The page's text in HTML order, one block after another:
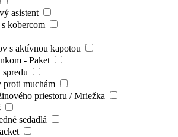
asistent
kobercom
s aktívnou kapotou
- Paket
spredu
proti muchám
priestoru / Mriežka
sedadlá